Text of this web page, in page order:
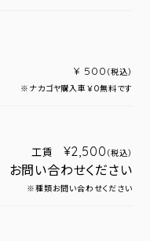
¥ 500 （税込）
※ナカゴヤ購入車￥０無料です
工賃 ¥2,500 （税込）
お問い合わせください
※種類お問い合わせください